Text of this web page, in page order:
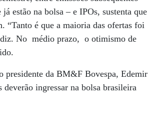
já estão na bolsa – e IPOs, sustenta que
“Tanto é que a maioria das ofertas foi
diz. No médio prazo, o otimismo de
presidente da BM&F Bovespa, Edemir
deverão ingressar na bolsa brasileira